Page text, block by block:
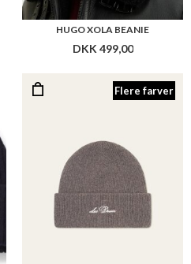
HUGO XOLA BEANIE
DKK 499,00
Flere farver